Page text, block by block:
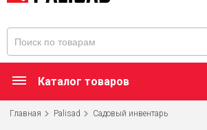
Каталог товаров
Главная Palisad Садовый инвентарь